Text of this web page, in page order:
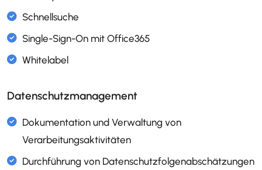
Glossar
Linkchecker
Passkeys
Schnellsuche
Single-Sign-On mit Office365
Whitelabel
Datenschutzmanagement